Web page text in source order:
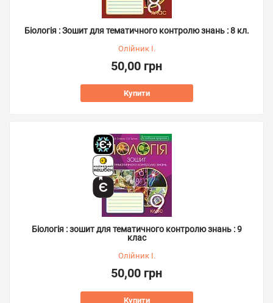
Біологія : Зошит для тематичного контролю знань : 8 кл.
Олійник І.
50,00 грн
Купити
Біологія : зошит для тематичного контролю знань : 9
клас
Олійник І.
50,00 грн
Купити